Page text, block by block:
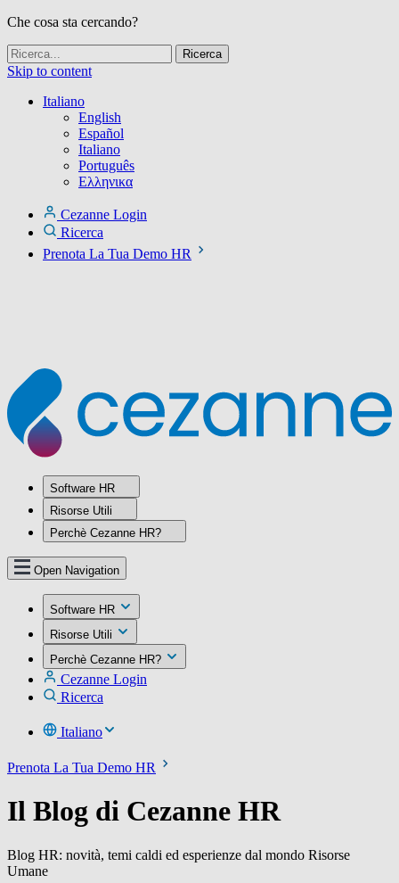
Che cosa sta cercando?
Skip to content
Italiano
English
Español
Italiano
Português
Ελληνικα
Cezanne Login
Ricerca
Prenota La Tua Demo HR
Software HR
Risorse Utili
Perchè Cezanne HR?
Open Navigation
Software HR
Risorse Utili
Perchè Cezanne HR?
Cezanne Login
Ricerca
Italiano
Prenota La Tua Demo HR
Il Blog di Cezanne HR
Blog HR: novità, temi caldi ed esperienze dal mondo Risorse
Umane